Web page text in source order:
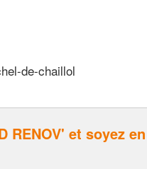
de-chaillol
RENOV' et soyez en